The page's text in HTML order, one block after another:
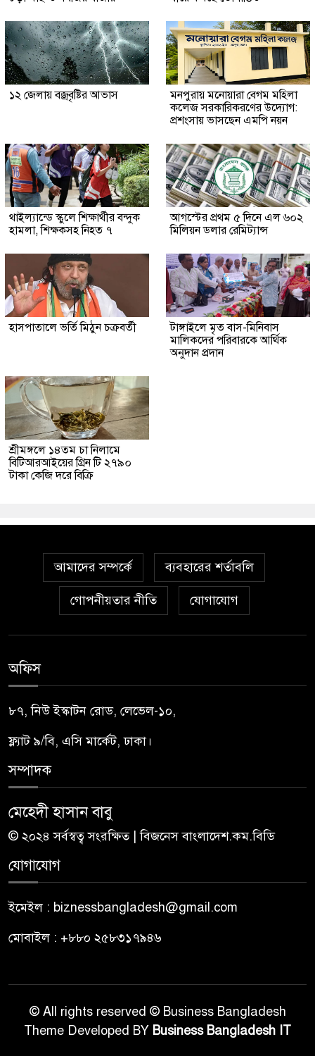
১২ জেলায় বজ্রবৃষ্টির আভাস
মনপুরায় মনোয়ারা বেগম মহিলা
কলেজ সরকারিকরণের উদ্যোগ:
প্রশংসায় ভাসছেন এমপি নয়ন
থাইল্যান্ডে স্কুলে শিক্ষার্থীর বন্দুক
হামলা, শিক্ষকসহ নিহত ৭
আগস্টের প্রথম ৫ দিনে এল ৬০২
মিলিয়ন ডলার রেমিট্যান্স
হাসপাতালে ভর্তি মিঠুন চক্রবর্তী
টাঙ্গাইলে মৃত বাস-মিনিবাস
মালিকদের পরিবারকে আর্থিক
অনুদান প্রদান
শ্রীমঙ্গলে ১৪তম চা নিলামে
বিটিআরআইয়ের গ্রিন টি ২৭৯০
টাকা কেজি দরে বিক্রি
আমাদের সম্পর্কে ব্যবহারের শর্তাবলি
গোপনীয়তার নীতি যোগাযোগ
অফিস
৮৭, নিউ ইস্কাটন রোড, লেভেল-১০,
ফ্ল্যাট ৯/বি, এসি মার্কেট, ঢাকা।
সম্পাদক
মেহেদী হাসান বাবু
© ২০২৪ সর্বস্বত্ব সংরক্ষিত | বিজনেস বাংলাদেশ.কম.বিডি
যোগাযোগ
ইমেইল : biznessbangladesh@gmail.com
মোবাইল : +৮৮০ ২৫৮৩১৭৯৪৬
© All rights reserved © Business Bangladesh
Theme Developed BY Business Bangladesh IT